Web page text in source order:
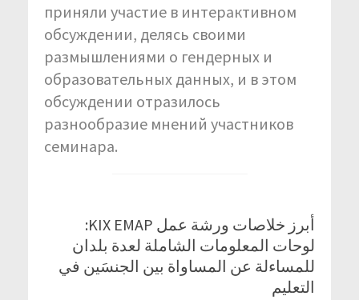
приняли участие в интерактивном
обсуждении, делясь своими
размышлениями о гендерных и
образовательных данных, и в этом
обсуждении отразилось
разнообразие мнений участников
семинара.
أبرز خلاصات ورشة عمل KIX EMAP:
لوحات المعلومات الشاملة لعدة بلدان
للمساءلة عن المساواة بين الجنسَين في
التعليم